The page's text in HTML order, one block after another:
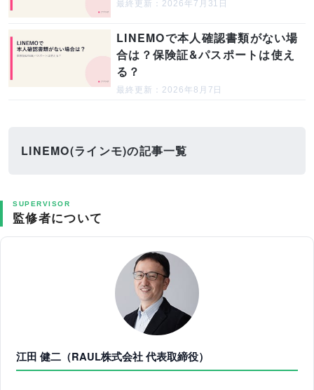
最終更新：2026年7月31日
LINEMOで本人確認書類がない場
合は？保険証&パスポートは使え
る？
最終更新：2026年8月7日
LINEMO(ラインモ)の記事一覧
SUPERVISOR
監修者について
江田 健二（RAUL株式会社 代表取締役）